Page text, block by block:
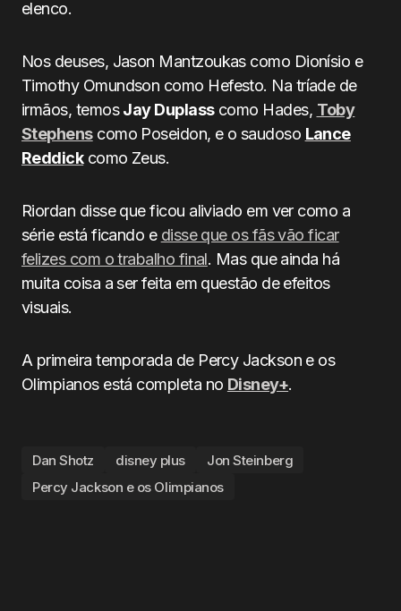
elenco.
Nos deuses, Jason Mantzoukas como Dionísio e
Timothy Omundson como Hefesto. Na tríade de
irmãos, temosJay Duplasscomo Hades, Toby
Stephenscomo Poseidon, e o saudoso Lance
Reddickcomo Zeus.
Riordan disse que ficou aliviado em ver como a
série está ficando e disse que os fãs vão ficar
felizes com o trabalho final. Mas que ainda há
muita coisa a ser feita em questão de efeitos
visuais.
A primeira temporada de Percy Jackson e os
Olimpianos está completa no Disney+.
Dan Shotz disney plus
Jon Steinberg
Percy Jackson e os Olimpianos